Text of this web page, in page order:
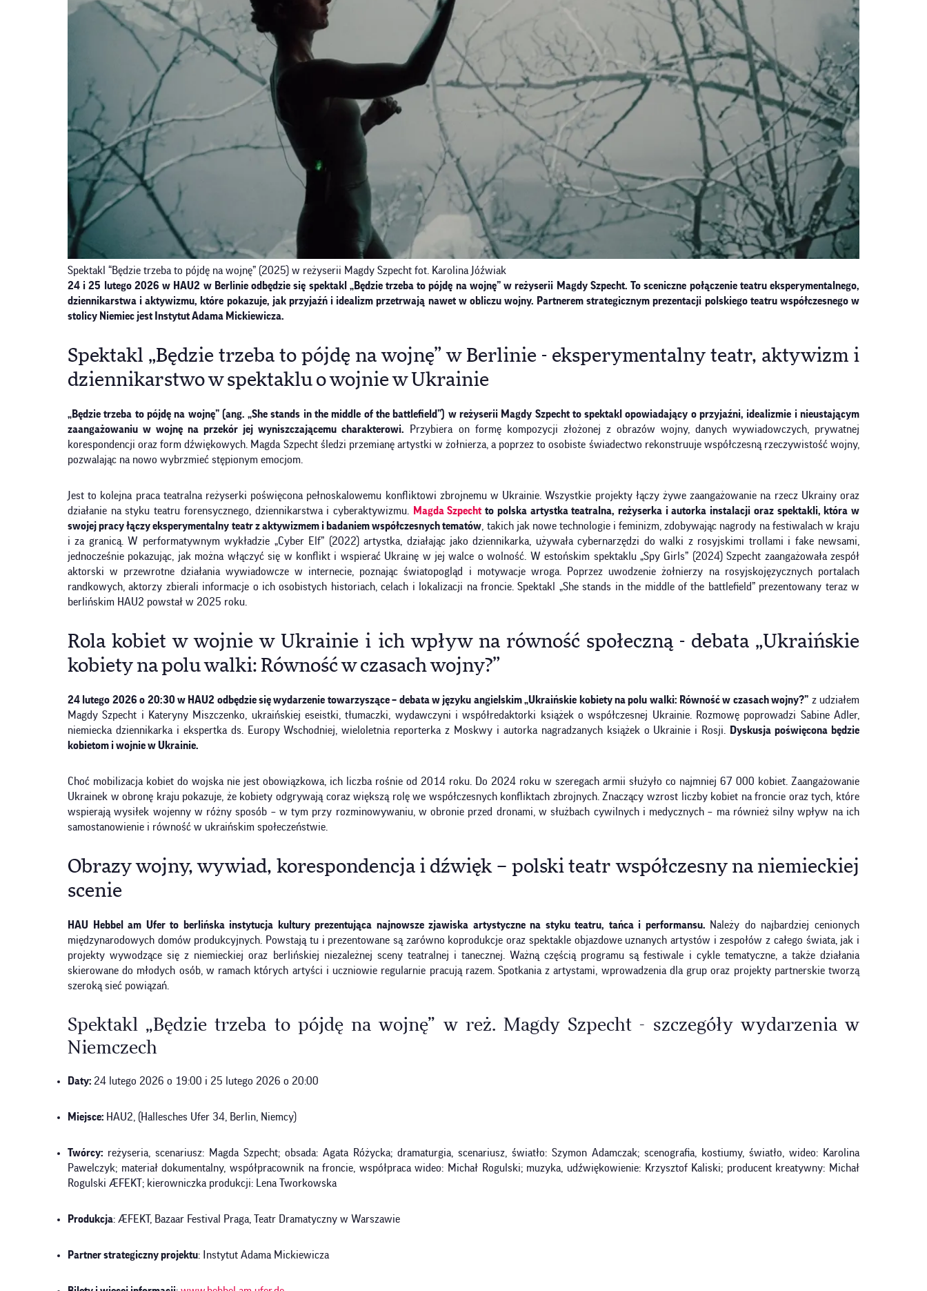
Spektakl “Będzie trzeba to pójdę na wojnę” (2025) w reżyserii Magdy Szpecht fot. Karolina Jóźwiak
24 i 25 lutego 2026 w HAU2 w Berlinie odbędzie się spektakl „Będzie trzeba to pójdę na wojnę” w reżyserii Magdy Szpecht. To sceniczne połączenie teatru eksperymentalnego,
dziennikarstwa i aktywizmu, które pokazuje, jak przyjaźń i idealizm przetrwają nawet w obliczu wojny. Partnerem strategicznym prezentacji polskiego teatru współczesnego w
stolicy Niemiec jest Instytut Adama Mickiewicza.
Spektakl „Będzie trzeba to pójdę na wojnę” w Berlinie - eksperymentalny teatr, aktywizm i
dziennikarstwo w spektaklu o wojnie w Ukrainie
„Będzie trzeba to pójdę na wojnę” (ang. „She stands in the middle of the battlefield”) w reżyserii Magdy Szpecht to spektakl opowiadający o przyjaźni, idealizmie i nieustającym
zaangażowaniu w wojnę na przekór jej wyniszczającemu charakterowi. Przybiera on formę kompozycji złożonej z obrazów wojny, danych wywiadowczych, prywatnej
korespondencji oraz form dźwiękowych. Magda Szpecht śledzi przemianę artystki w żołnierza, a poprzez to osobiste świadectwo rekonstruuje współczesną rzeczywistość wojny,
pozwalając na nowo wybrzmieć stępionym emocjom.
Jest to kolejna praca teatralna reżyserki poświęcona pełnoskalowemu konfliktowi zbrojnemu w Ukrainie. Wszystkie projekty łączy żywe zaangażowanie na rzecz Ukrainy oraz
działanie na styku teatru forensycznego, dziennikarstwa i cyberaktywizmu. Magda Szpecht to polska artystka teatralna, reżyserka i autorka instalacji oraz spektakli, która w
swojej pracy łączy eksperymentalny teatr z aktywizmem i badaniem współczesnych tematów, takich jak nowe technologie i feminizm, zdobywając nagrody na festiwalach w kraju
i za granicą. W performatywnym wykładzie „Cyber Elf” (2022) artystka, działając jako dziennikarka, używała cybernarzędzi do walki z rosyjskimi trollami i fake newsami,
jednocześnie pokazując, jak można włączyć się w konflikt i wspierać Ukrainę w jej walce o wolność. W estońskim spektaklu „Spy Girls” (2024) Szpecht zaangażowała zespół
aktorski w przewrotne działania wywiadowcze w internecie, poznając światopogląd i motywacje wroga. Poprzez uwodzenie żołnierzy na rosyjskojęzycznych portalach
randkowych, aktorzy zbierali informacje o ich osobistych historiach, celach i lokalizacji na froncie. Spektakl „She stands in the middle of the battlefield” prezentowany teraz w
berlińskim HAU2 powstał w 2025 roku.
Rola kobiet w wojnie w Ukrainie i ich wpływ na równość społeczną - debata „Ukraińskie
kobiety na polu walki: Równość w czasach wojny?”
24 lutego 2026 o 20:30 w HAU2 odbędzie się wydarzenie towarzyszące – debata w języku angielskim „Ukraińskie kobiety na polu walki: Równość w czasach wojny?” z udziałem
Magdy Szpecht i Kateryny Miszczenko, ukraińskiej eseistki, tłumaczki, wydawczyni i współredaktorki książek o współczesnej Ukrainie. Rozmowę poprowadzi Sabine Adler,
niemiecka dziennikarka i ekspertka ds. Europy Wschodniej, wieloletnia reporterka z Moskwy i autorka nagradzanych książek o Ukrainie i Rosji. Dyskusja poświęcona będzie
kobietom i wojnie w Ukrainie.
Choć mobilizacja kobiet do wojska nie jest obowiązkowa, ich liczba rośnie od 2014 roku. Do 2024 roku w szeregach armii służyło co najmniej 67 000 kobiet. Zaangażowanie
Ukrainek w obronę kraju pokazuje, że kobiety odgrywają coraz większą rolę we współczesnych konfliktach zbrojnych. Znaczący wzrost liczby kobiet na froncie oraz tych, które
wspierają wysiłek wojenny w różny sposób – w tym przy rozminowywaniu, w obronie przed dronami, w służbach cywilnych i medycznych – ma również silny wpływ na ich
samostanowienie i równość w ukraińskim społeczeństwie.
Obrazy wojny, wywiad, korespondencja i dźwięk – polski teatr współczesny na niemieckiej
scenie
HAU Hebbel am Ufer to berlińska instytucja kultury prezentująca najnowsze zjawiska artystyczne na styku teatru, tańca i performansu. Należy do najbardziej cenionych
międzynarodowych domów produkcyjnych. Powstają tu i prezentowane są zarówno koprodukcje oraz spektakle objazdowe uznanych artystów i zespołów z całego świata, jak i
projekty wywodzące się z niemieckiej oraz berlińskiej niezależnej sceny teatralnej i tanecznej. Ważną częścią programu są festiwale i cykle tematyczne, a także działania
skierowane do młodych osób, w ramach których artyści i uczniowie regularnie pracują razem. Spotkania z artystami, wprowadzenia dla grup oraz projekty partnerskie tworzą
szeroką sieć powiązań.
Spektakl „Będzie trzeba to pójdę na wojnę” w reż. Magdy Szpecht - szczegóły wydarzenia w
Niemczech
Daty: 24 lutego 2026 o 19:00 i 25 lutego 2026 o 20:00
Miejsce: HAU2, (Hallesches Ufer 34, Berlin, Niemcy)
Twórcy: reżyseria, scenariusz: Magda Szpecht; obsada: Agata Różycka; dramaturgia, scenariusz, światło: Szymon Adamczak; scenografia, kostiumy, światło, wideo: Karolina
Pawelczyk; materiał dokumentalny, współpracownik na froncie, współpraca wideo: Michał Rogulski; muzyka, udźwiękowienie: Krzysztof Kaliski; producent kreatywny: Michał
Rogulski ÆFEKT; kierowniczka produkcji: Lena Tworkowska
Produkcja: ÆFEKT, Bazaar Festival Praga, Teatr Dramatyczny w Warszawie
Partner strategiczny projektu: Instytut Adama Mickiewicza